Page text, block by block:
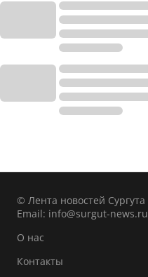
© Лента новостей Сургута
Email: info@surgut-news.ru
О нас
Контакты